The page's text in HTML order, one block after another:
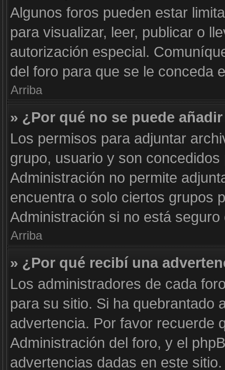
Algunos foros pueden estar
para visualizar, leer, publicar o
autorización especial.
del foro para que se le conceda
Arriba
» ¿Por qué no se puede
Los permisos para adjuntar
grupo, usuario y son
Administración no permite
encuentra o solo ciertos grupos
Administración si no está
Arriba
» ¿Por qué recibí una
Los administradores de cada
para su sitio. Si ha quebrantado
advertencia. Por favor recuerde
Administración del foro, y el
advertencias dadas en este